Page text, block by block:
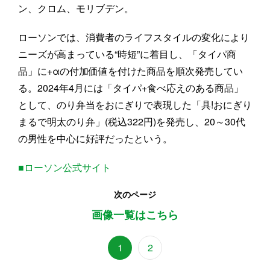
ン、クロム、モリブデン。
ローソンでは、消費者のライフスタイルの変化により
ニーズが高まっている“時短”に着目し、「タイパ商
品」に+αの付加価値を付けた商品を順次発売してい
る。2024年4月には「タイパ+食べ応えのある商品」
として、のり弁当をおにぎりで表現した「具!おにぎり
まるで明太のり弁」(税込322円)を発売し、20～30代
の男性を中心に好評だったという。
■ローソン公式サイト
次のページ
画像一覧はこちら
1 2